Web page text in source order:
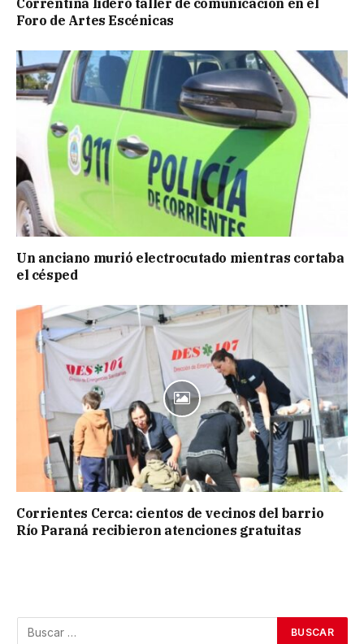
Foro de Artes Escénicas
Un anciano murió electrocutado mientras cortaba
el césped
Corrientes Cerca: cientos de vecinos del barrio
Río Paraná recibieron atenciones gratuitas